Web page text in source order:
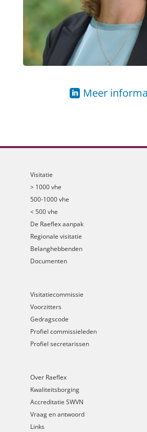
Meer
Visitatie
> 1000 vhe
500-1000 vhe
< 500 vhe
De Raeflex aanpak
Regionale visitatie
Belanghebbenden
Documenten
Visitatiecommissie
Voorzitters
Gedragscode
Profiel commissieleden
Profiel secretarissen
Over Raeflex
Kwaliteitsborging
Accreditatie SWVN
Vraag en antwoord
Links